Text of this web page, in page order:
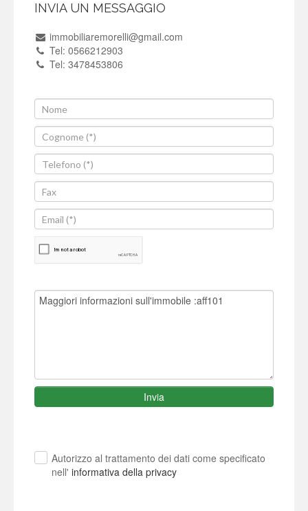
INVIA UN MESSAGGIO
immobiliaremorelli@gmail.com
Tel: 0566212903
Tel: 3478453806
Invia
Autorizzo al trattamento dei dati come specificato
nell' informativa della privacy